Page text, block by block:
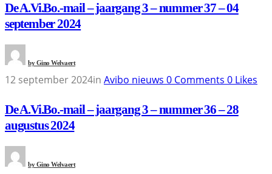
De A.Vi.Bo.-mail – jaargang 3 – nummer 37 – 04
september 2024
byGino Welvaert
12 september 2024in Avibo nieuws 0 Comments 0 Likes
De A.Vi.Bo.-mail – jaargang 3 – nummer 36 – 28
augustus 2024
byGino Welvaert